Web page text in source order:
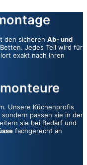
den sicheren Ab- und
Jedes Teil wird für
exakt nach Ihren
Unsere Küchenprofis
passen sie in der
sie bei Bedarf und
fachgerecht an